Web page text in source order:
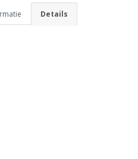
Details